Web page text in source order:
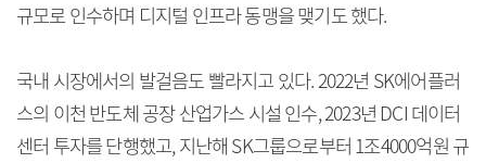
규모로 인수하며 디지털 인프라 동맹을 맺기도 했다.
국내 시장에서의 발걸음도 빨라지고 있다. 2022년 SK에어플러
스의 이천 반도체 공장 산업가스 시설 인수, 2023년 DCI 데이터
센터 투자를 단행했고, 지난해 SK그룹으로부터 1조4000억원 규